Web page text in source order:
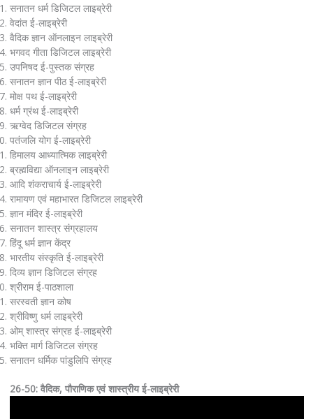
सनातन धर्म डिजिटल लाइब्रेरी
वेदांत ई-लाइब्रेरी
वैदिक ज्ञान ऑनलाइन लाइब्रेरी
भगवद गीता डिजिटल लाइब्रेरी
उपनिषद ई-पुस्तक संग्रह
सनातन ज्ञान पीठ ई-लाइब्रेरी
मोक्ष पथ ई-लाइब्रेरी
धर्म ग्रंथ ई-लाइब्रेरी
ऋग्वेद डिजिटल संग्रह
पतंजलि योग ई-लाइब्रेरी
हिमालय आध्यात्मिक लाइब्रेरी
ब्रह्मविद्या ऑनलाइन लाइब्रेरी
आदि शंकराचार्य ई-लाइब्रेरी
रामायण एवं महाभारत डिजिटल लाइब्रेरी
ज्ञान मंदिर ई-लाइब्रेरी
सनातन शास्त्र संग्रहालय
हिंदू धर्म ज्ञान केंद्र
भारतीय संस्कृति ई-लाइब्रेरी
दिव्य ज्ञान डिजिटल संग्रह
श्रीराम ई-पाठशाला
सरस्वती ज्ञान कोष
श्रीविष्णु धर्म लाइब्रेरी
ओम् शास्त्र संग्रह ई-लाइब्रेरी
भक्ति मार्ग डिजिटल संग्रह
सनातन धर्मिक पांडुलिपि संग्रह
26-50: वैदिक, पौराणिक एवं शास्त्रीय ई-लाइब्रेरी